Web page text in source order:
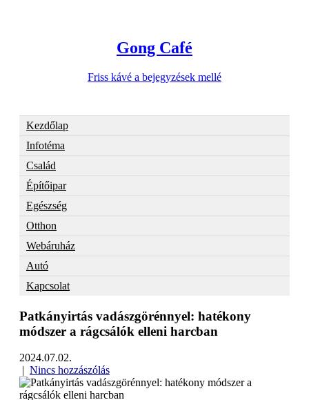
Gong Café
Friss kávé a bejegyzések mellé
Kezdőlap
Infotéma
Család
Építőipar
Egészség
Otthon
Webáruház
Autó
Kapcsolat
Patkányirtás vadászgörénnyel: hatékony
módszer a rágcsálók elleni harcban
2024.07.02.
| Nincs hozzászólás